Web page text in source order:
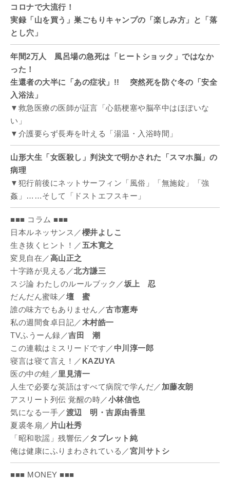
コロナで大流行！
実録「山を買う」巣ごもりキャンプの「楽しみ方」と「落
とし穴」
年間2万人 風呂場の急死は「ヒートショック」ではなか
った！
生還者の大半に「あの症状」!! 突然死を防ぐ冬の「安全
入浴法」
▼救急医療の医師が証言「心筋梗塞や脳卒中はほぼいな
い」
▼介護要らず長寿を叶える「湯温・入浴時間」
山形大生「女医殺し」判決文で明かされた「スマホ脳」の
病理
▼犯行前後にネットサーフィン「風俗」「無施錠」「強
姦」……そして「ドストエフスキー」
■■■ コラム ■■■
日本ルネッサンス／櫻井よしこ
生き抜くヒント！／五木寛之
変見自在／高山正之
十字路が見える／北方謙三
スジ論 わたしのルールブック／坂上 忍
だんだん蜜味／壇 蜜
誰の味方でもありません／古市憲寿
私の週間食卓日記／木村皓一
TVふうーん録／吉田 潮
この連載はミスリードです／中川淳一郎
寝言は寝て言え！／ KAZUYA
医の中の蛙／里見清一
人生で必要な英語はすべて病院で学んだ／ 加藤友朗
アスリート列伝 覚醒の時／小林信也
気になる一手／渡辺 明・吉原由香里
夏裘冬扇／ 片山杜秀
「昭和歌謡」残響伝／タブレット純
俺は健康にふりまわされている／宮川サトシ
■■■ MONEY ■■■